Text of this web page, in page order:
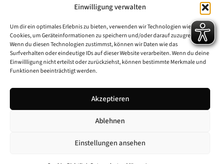
Einwilligung verwalten
Um dir ein optimales Erlebnis zu bieten, verwenden wir Technologien wie
Cookies, um Geräteinformationen zu speichern und/oder darauf zuzugreifen.
Wenn du diesen Technologien zustimmst, können wir Daten wie das
Surfverhalten oder eindeutige IDs auf dieser Website verarbeiten. Wenn du deine
Einwillligung nicht erteilst oder zurückziehst, können bestimmte Merkmale und
Funktionen beeinträchtigt werden.
Akzeptieren
Ablehnen
Einstellungen ansehen
l
t
u
g
-
Cookie-Richtlinie (EU)
Barrierefreiheit